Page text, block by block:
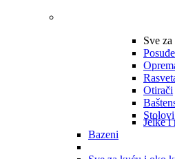
Sve
Otirači
Jelke i
Bazeni